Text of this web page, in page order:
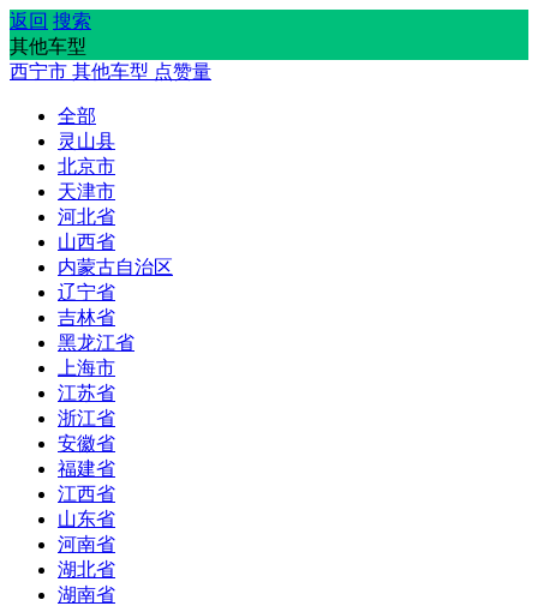
返回 搜索
其他车型
西宁市 其他车型 点赞量
全部
灵山县
北京市
天津市
河北省
山西省
内蒙古自治区
辽宁省
吉林省
黑龙江省
上海市
江苏省
浙江省
安徽省
福建省
江西省
山东省
河南省
湖北省
湖南省